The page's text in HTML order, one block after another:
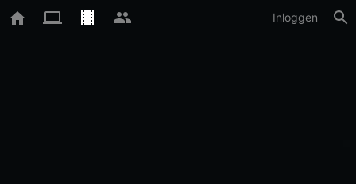
Inloggen